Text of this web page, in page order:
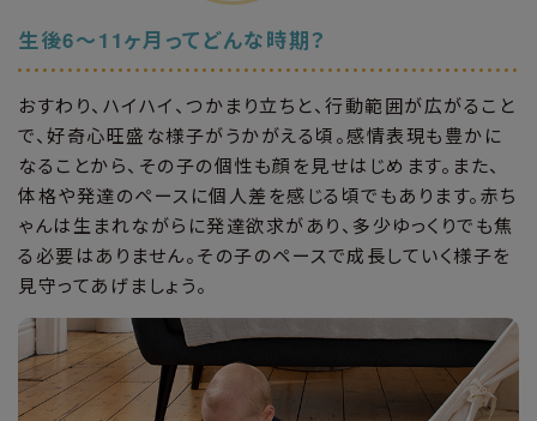
生後6〜11ヶ月ってどんな時期？
おすわり、ハイハイ、つかまり立ちと、行動範囲が広がること
で、好奇心旺盛な様子がうかがえる頃。感情表現も豊かに
なることから、その子の個性も顔を見せはじめます。また、
体格や発達のペースに個人差を感じる頃でもあります。赤ち
ゃんは生まれながらに発達欲求があり、多少ゆっくりでも焦
る必要はありません。その子のペースで成長していく様子を
見守ってあげましょう。